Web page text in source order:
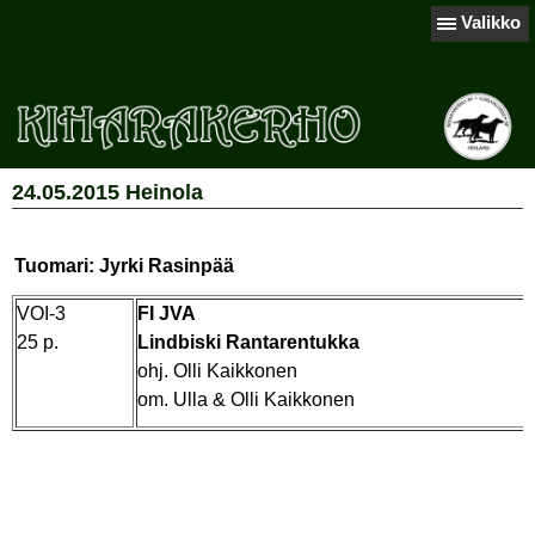
Valikko
24.05.2015 Heinola
Tuomari: Jyrki Rasinpää
VOI-3
25 p.
FI JVA
Lindbiski Rantarentukka
ohj. Olli Kaikkonen
om. Ulla & Olli Kaikkonen